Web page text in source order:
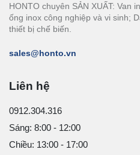
HONTO chuyên SẢN XUẤT: Van
ống inox công nghiệp và vi sinh;
thiết bị chế biến.
sales@honto.vn
Liên hệ
0912.304.316
Sáng: 8:00 - 12:00
Chiều: 13:00 - 17:00